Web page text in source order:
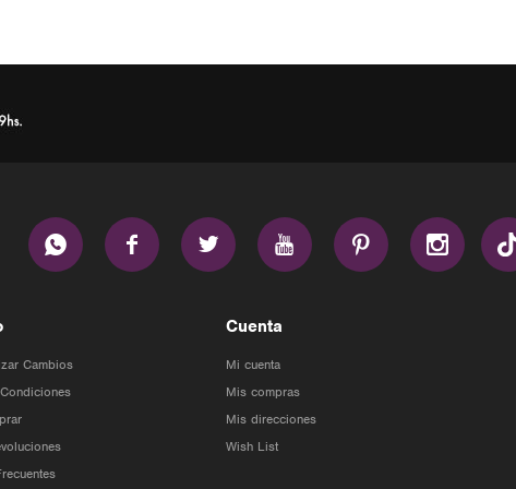
     
Cambios
Cuenta
Mi cuenta
Mis compras
Mis direcciones
Wish List